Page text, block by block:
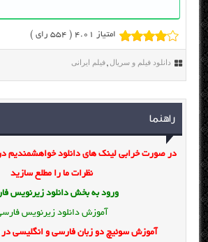
امتیاز 4.01 ( 554 رای )
دانلود فیلم و سریال ,فیلم ایرانی
راهنما
در صورت خرابی لینک های دانلود خواهشمندیم
نظرات ما را مطلع سازید
ورود به بخش دانلود زیرنویس
آموزش دانلود زیرنویس
آموزش سوئیچ دو زبان فارسی و انگلیسی در